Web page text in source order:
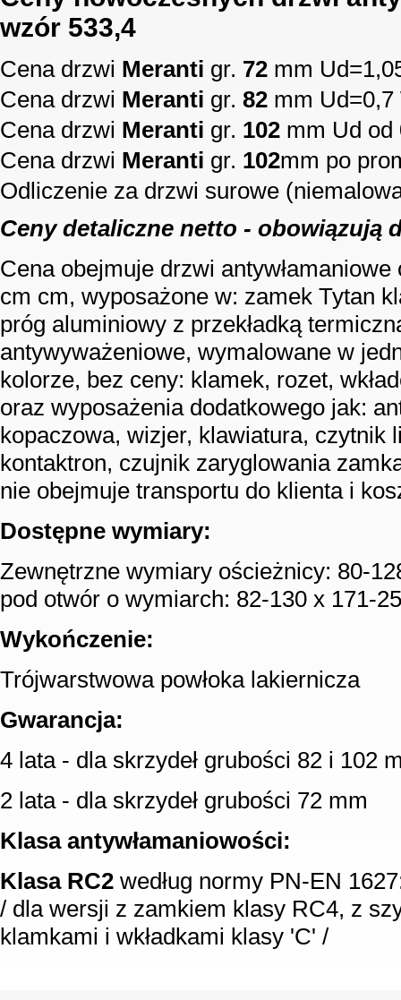
wzór 533,4
Cena drzwi Meranti gr. 72 mm
Cena drzwi Meranti gr. 82 mm Ud=0,7
Cena drzwi Meranti gr. 102 mm Ud od
Cena drzwi Meranti gr. 102mm po
Odliczenie za drzwi surowe
Ceny detaliczne netto - obowiązują
Cena obejmuje drzwi
cm cm, wyposażone w: zamek Tytan
próg aluminiowy z przekładką
antywyważeniowe, wymalowane w
kolorze, bez ceny: klamek, rozet,
oraz wyposażenia dodatkowego jak:
kopaczowa, wizjer, klawiatura, czytnik
kontaktron, czujnik zaryglowania
nie obejmuje transportu do klienta i
Dostępne wymiary:
Zewnętrzne wymiary ościeżnicy: 80-
pod otwór o wymiarch: 82-130 x 171-
Wykończenie:
Trójwarstwowa powłoka lakiernicza
Gwarancja:
4 lata - dla skrzydeł grubości 82 i 102
2 lata - dla skrzydeł grubości 72 mm
Klasa antywłamaniowości:
Klasa RC2 według normy PN-EN
/ dla wersji z zamkiem klasy RC4, z
klamkami i wkładkami klasy 'C' /